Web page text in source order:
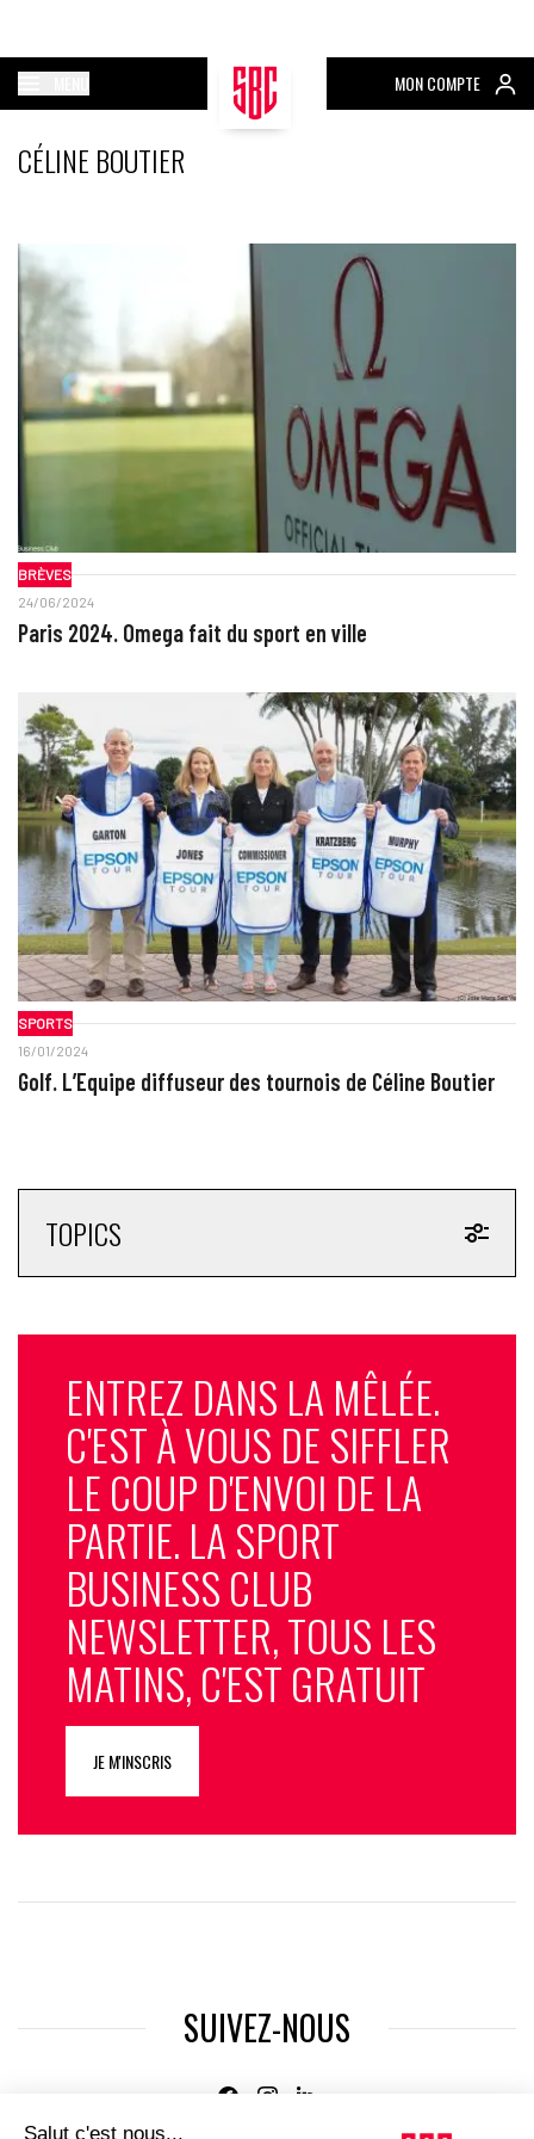
MON COMPTE
CÉLINE BOUTIER
BRÈVES
24/06/2024
Paris 2024. Omega fait du sport en ville
SPORTS
16/01/2024
Golf. L’Equipe diffuseur des tournois de Céline Boutier
TOPICS
ENTREZ DANS LA MÊLÉE.
C'EST À VOUS DE SIFFLER
LE COUP D'ENVOI DE LA
PARTIE. LA SPORT
BUSINESS CLUB
NEWSLETTER, TOUS LES
MATINS, C'EST GRATUIT
JE M'INSCRIS
SUIVEZ-NOUS